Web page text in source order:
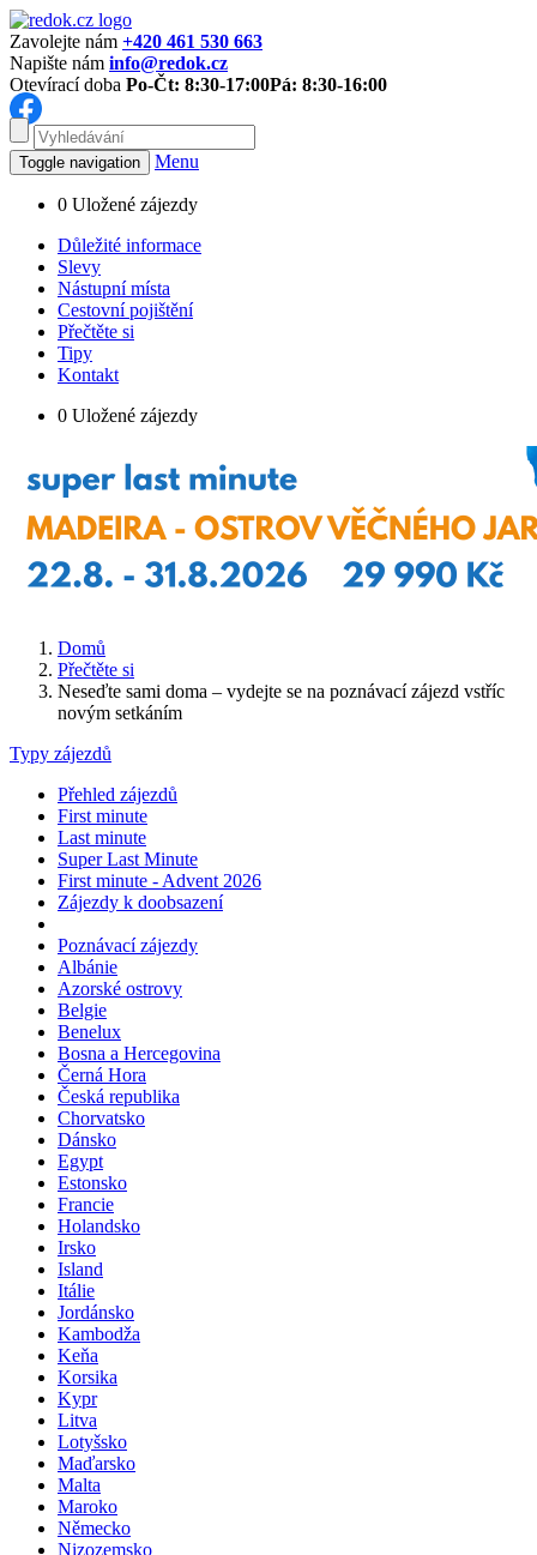
Zavolejte nám +420 461 530 663
Napište nám info@redok.cz
Otevírací doba Po-Čt: 8:30-17:00Pá: 8:30-16:00
Toggle navigation Menu
0 Uložené zájezdy
Důležité informace
Slevy
Nástupní místa
Cestovní pojištění
Přečtěte si
Tipy
Kontakt
0 Uložené zájezdy
Domů
Přečtěte si
Neseďte sami doma – vydejte se na poznávací zájezd vstříc
novým setkáním
Typy zájezdů
Přehled zájezdů
First minute
Last minute
Super Last Minute
First minute - Advent 2026
Zájezdy k doobsazení
Poznávací zájezdy
Albánie
Azorské ostrovy
Belgie
Benelux
Bosna a Hercegovina
Černá Hora
Česká republika
Chorvatsko
Dánsko
Egypt
Estonsko
Francie
Holandsko
Irsko
Island
Itálie
Jordánsko
Kambodža
Keňa
Korsika
Kypr
Litva
Lotyšsko
Maďarsko
Malta
Maroko
Německo
Nizozemsko